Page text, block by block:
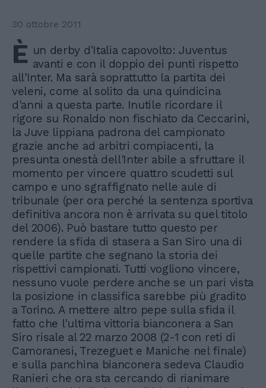
30 ottobre 2011
È un derby d'Italia capovolto: Juventus
avanti e con il doppio dei punti rispetto
all'Inter. Ma sarà soprattutto la partita dei
veleni, come al solito da una quindicina
d'anni a questa parte. Inutile ricordare il
rigore su Ronaldo non fischiato da Ceccarini,
la Juve lippiana padrona del campionato
grazie anche ad arbitri compiacenti, la
presunta onestà dell'Inter abile a sfruttare il
momento per vincere quattro scudetti sul
campo e uno sgraffignato nelle aule di
tribunale (per ora perché la sentenza sportiva
definitiva ancora non è arrivata su quel titolo
del 2006). Può bastare tutto questo per
rendere la sfida di stasera a San Siro una di
quelle partite che segnano la storia dei
rispettivi campionati. Tutti vogliono vincere,
nessuno vuole perdere anche se un pari vista
la posizione in classifica sarebbe più gradito
a Torino. A mettere altro pepe sulla sfida il
fatto che l'ultima vittoria bianconera a San
Siro risale al 22 marzo 2008 (2-1 con reti di
Camoranesi, Trezeguet e Maniche nel finale)
e sulla panchina bianconera sedeva Claudio
Ranieri che ora sta cercando di rianimare